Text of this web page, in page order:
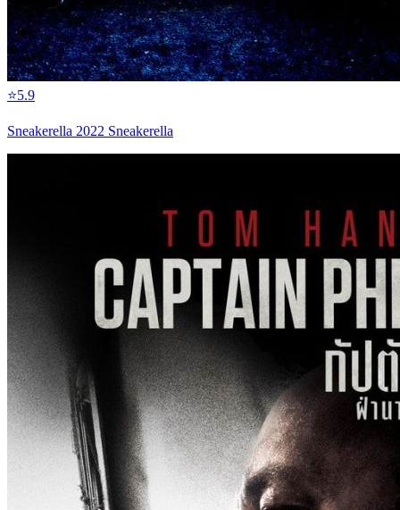
⭐5.9
Sneakerella 2022 Sneakerella